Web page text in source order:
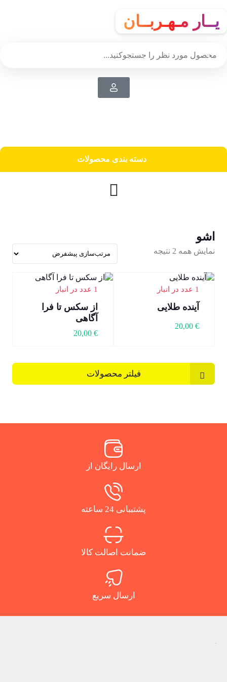
یــار مـهـربــان
دسته‌ بندی محصولات
اشو
نمایش همه 2 نتیجه
1 عدد در انبار
آینده طلایی
20,00 €
1 عدد در انبار
از سکس تا فرا
آگاهی
20,00€
فیلتر محصولات
ارسال رایگان از
پشتیبانی 24 ساعته
ضمانت اصالت کالا
ارسال سریع
.